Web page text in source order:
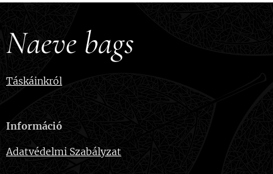
Naeve bags
Táskáinkról
Információ
Adatvédelmi Szabályzat